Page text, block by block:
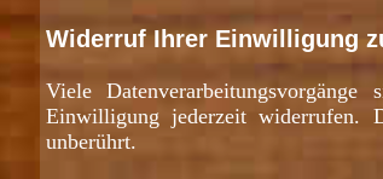
Widerruf Ihrer Einwilligung
Viele
Einwilligung jederzeit widerrufen.
unberührt.